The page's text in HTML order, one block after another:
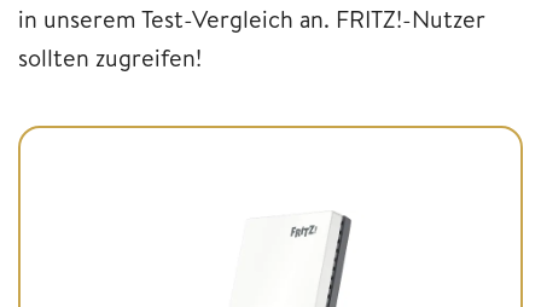
in unserem Test-Vergleich an. FRITZ!-Nutzer
sollten zugreifen!